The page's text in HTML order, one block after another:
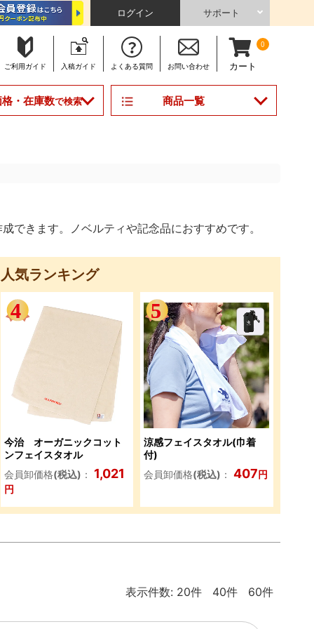
ログイン サポート
ご利用ガイド 入稿ガイド よくある質問 お問い合わせ
0
カート
・在庫数で検索 商品一覧
できます。ノベルティや記念品におすすめです。
気ランキング
今治 オーガニックコット
ンフェイスタオル
会員卸価格(税込) ： 1,021
円
涼感フェイスタオル(巾着
付)
会員卸価格(税込) ：407円
表示件数: 20件 40件 60件